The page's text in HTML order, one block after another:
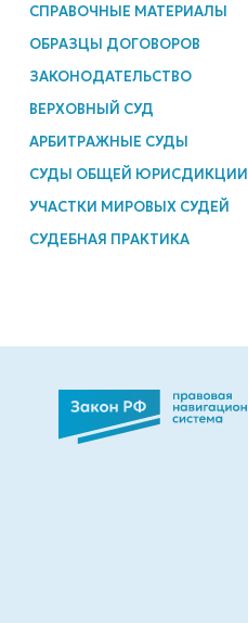
СПРАВОЧНЫЕ МАТЕРИАЛЫ
ОБРАЗЦЫ ДОГОВОРОВ
ЗАКОНОДАТЕЛЬСТВО
ВЕРХОВНЫЙ СУД
АРБИТРАЖНЫЕ СУДЫ
СУДЫ ОБЩЕЙ ЮРИСДИКЦИИ
УЧАСТКИ МИРОВЫХ СУДЕЙ
СУДЕБНАЯ ПРАКТИКА